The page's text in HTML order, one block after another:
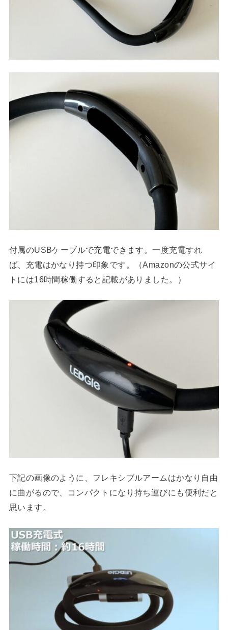
付属のUSBケーブルで充電できます。一度充電すれ
ば、充電はかなり持つ印象です。（Amazonの公式サイ
トには16時間稼働すると記載がありました。）
下記の画像のように、フレキシブルアームはかなり自由
に曲がるので、コンパクトになり持ち運びにも便利だと
思います。